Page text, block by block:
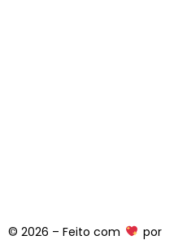
© 2026 – Feito com por